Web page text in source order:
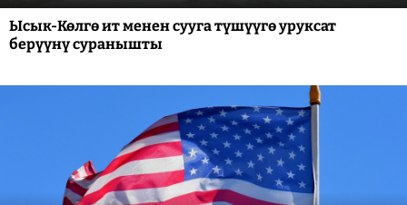
Ысык-Көлгө ит менен сууга түшүүгө уруксат
берүүнү суранышты